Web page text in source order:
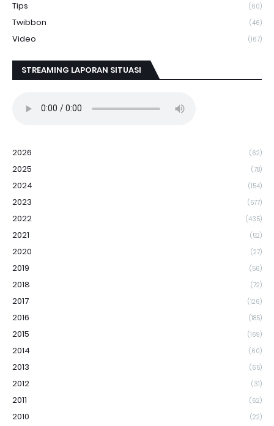
Tips (60)
Twibbon (46)
Video (167)
STREAMING LAPORAN SITUASI
2026 (62)
2025 (78)
2024 (154)
2023 (577)
2022 (435)
2021 (52)
2020 (27)
2019 (56)
2018 (72)
2017 (126)
2016 (185)
2015 (169)
2014 (60)
2013 (65)
2012 (31)
2011 (62)
2010 (22)